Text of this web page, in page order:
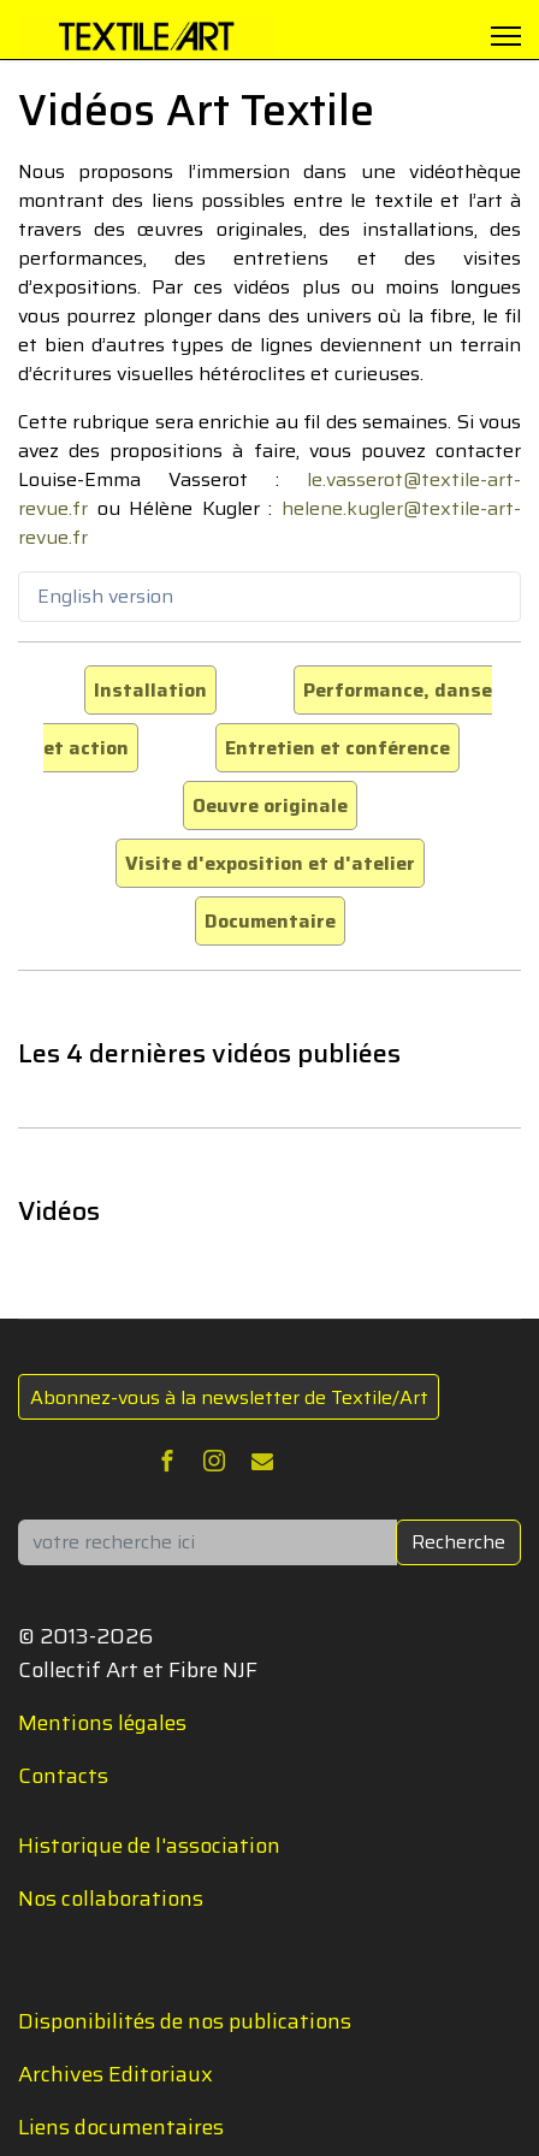
Vidéos Art Textile
Nous proposons l’immersion dans une vidéothèque
montrant des liens possibles entre le textile et l’art à
travers des œuvres originales, des installations, des
performances, des entretiens et des visites
d’expositions. Par ces vidéos plus ou moins longues
vous pourrez plonger dans des univers où la fibre, le fil
et bien d’autres types de lignes deviennent un terrain
d’écritures visuelles hétéroclites et curieuses.
Cette rubrique sera enrichie au fil des semaines. Si vous
avez des propositions à faire, vous pouvez contacter
Louise-Emma Vasserot : le.vasserot@textile-art-
revue.fr ou Hélène Kugler : helene.kugler@textile-art-
revue.fr
English version
Installation
Performance, danse
et action
Entretien et conférence
Oeuvre originale
Visite d'exposition et d'atelier
Documentaire
Les 4 dernières vidéos publiées
Vidéos
Abonnez-vous à la newsletter de Textile/Art
Rechercher Recherche
© 2013-2026
Collectif Art et Fibre NJF
Mentions légales
Contacts
Historique de l'association
Nos collaborations
Disponibilités de nos publications
Archives Editoriaux
Liens documentaires